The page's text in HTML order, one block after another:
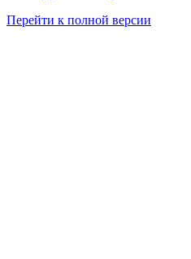
Перейти к полной версии